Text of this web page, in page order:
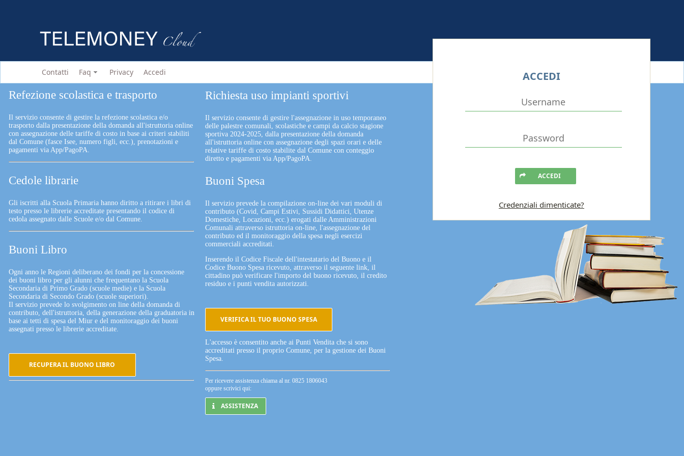
Contatti Faq Privacy Accedi
Refezione scolastica e trasporto
Il servizio consente di gestire la refezione scolastica e/o
trasporto dalla presentazione della domanda all'istruttoria online
con assegnazione delle tariffe di costo in base ai criteri stabiliti
dal Comune (fasce Isee, numero figli, ecc.), prenotazioni e
pagamenti via App/PagoPA.
Cedole librarie
Gli iscritti alla Scuola Primaria hanno diritto a ritirare i libri di
testo presso le librerie accreditate presentando il codice di
cedola assegnato dalle Scuole e/o dal Comune.
Buoni Libro
Ogni anno le Regioni deliberano dei fondi per la concessione
dei buoni libro per gli alunni che frequentano la Scuola
Secondaria di Primo Grado (scuole medie) e la Scuola
Secondaria di Secondo Grado (scuole superiori).
Il servizio prevede lo svolgimento on line della domanda di
contributo, dell'istruttoria, della generazione della graduatoria in
base ai tetti di spesa del Miur e del monitoraggio dei buoni
assegnati presso le librerie accreditate.
RECUPERA IL BUONO LIBRO
Richiesta uso impianti sportivi
Il servizio consente di gestire l'assegnazione in uso temporaneo
delle palestre comunali, scolastiche e campi da calcio stagione
sportiva 2024-2025, dalla presentazione della domanda
all'istruttoria online con assegnazione degli spazi orari e delle
relative tariffe di costo stabilite dal Comune con conteggio
diretto e pagamenti via App/PagoPA.
Buoni Spesa
Il servizio prevede la compilazione on-line dei vari moduli di
contributo (Covid, Campi Estivi, Sussidi Didattici, Utenze
Domestiche, Locazioni, ecc.) erogati dalle Amministrazioni
Comunali attraverso istruttoria on-line, l'assegnazione del
contributo ed il monitoraggio della spesa negli esercizi
commerciali accreditati.
Inserendo il Codice Fiscale dell'intestatario del Buono e il
Codice Buono Spesa ricevuto, attraverso il seguente link, il
cittadino può verificare l'importo del buono ricevuto, il credito
residuo e i punti vendita autorizzati.
VERIFICA IL TUO BUONO SPESA
L'accesso è consentito anche ai Punti Vendita che si sono
accreditati presso il proprio Comune, per la gestione dei Buoni
Spesa.
Per ricevere assistenza chiama al nr. 0825 1806043
oppure scrivici qui:
ASSISTENZA
ACCEDI
ACCEDI
Credenziali dimenticate?